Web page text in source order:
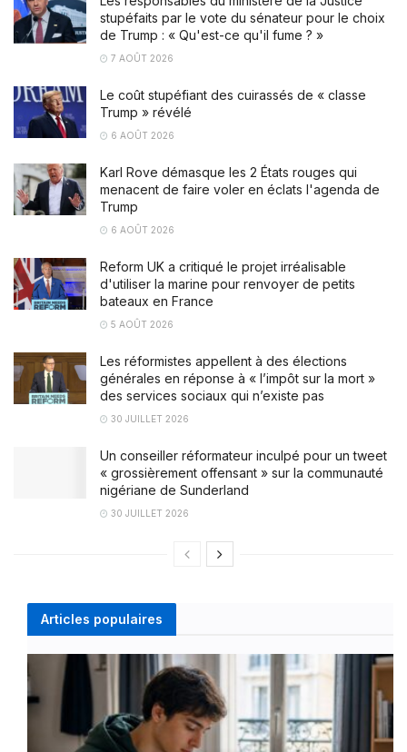
stupéfaits par le vote du sénateur pour le choix
de Trump : « Qu'est-ce qu'il fume ? »
7 AOÛT 2026
Le coût stupéfiant des cuirassés de « classe
Trump » révélé
6 AOÛT 2026
Karl Rove démasque les 2 États rouges qui
menacent de faire voler en éclats l'agenda de
Trump
6 AOÛT 2026
Reform UK a critiqué le projet irréalisable
d'utiliser la marine pour renvoyer de petits
bateaux en France
5 AOÛT 2026
Les réformistes appellent à des élections
générales en réponse à « l’impôt sur la mort »
des services sociaux qui n’existe pas
30 JUILLET 2026
Un conseiller réformateur inculpé pour un tweet
« grossièrement offensant » sur la communauté
nigériane de Sunderland
30 JUILLET 2026
Articles populaires